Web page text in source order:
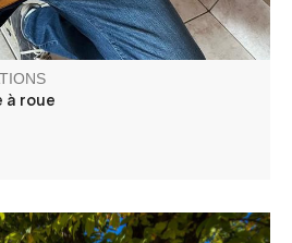
à roue